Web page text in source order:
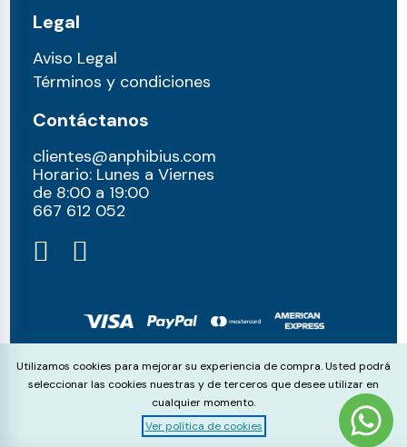
Legal
Aviso Legal
Términos y condiciones
Contáctanos
clientes@anphibius.com
Horario: Lunes a Viernes
de 8:00 a 19:00
667 612 052​
© anphibius, 2026
Pago 100% seguros con:
Cookie Consent
Utilizamos cookies para mejorar su experiencia de compra. Usted podrá
seleccionar las cookies nuestras y de terceros que desee utilizar en
cualquier momento.
Ver política de cookies